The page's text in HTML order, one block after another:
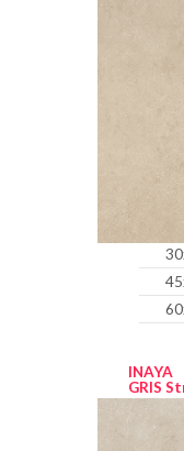
INAYA
GRIS